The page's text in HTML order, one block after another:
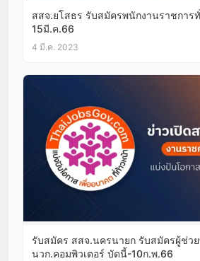
สสจ.ยโสธร รับสมัครพนักงานราชการ
15มี.ค.66
4 มี.ค. 2023
รับสมัคร สสจ.นครนายก รับสมัครผู้ช่ว
นวก.คอมพิวเตอร์ บัดนี้-10ก.พ.66